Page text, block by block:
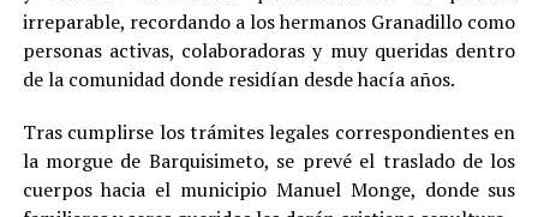
irreparable, recordando a los hermanos Granadillo como
personas activas, colaboradoras y muy queridas dentro
de la comunidad donde residían desde hacía años.
Tras cumplirse los trámites legales correspondientes en
la morgue de Barquisimeto, se prevé el traslado de los
cuerpos hacia el municipio Manuel Monge, donde sus